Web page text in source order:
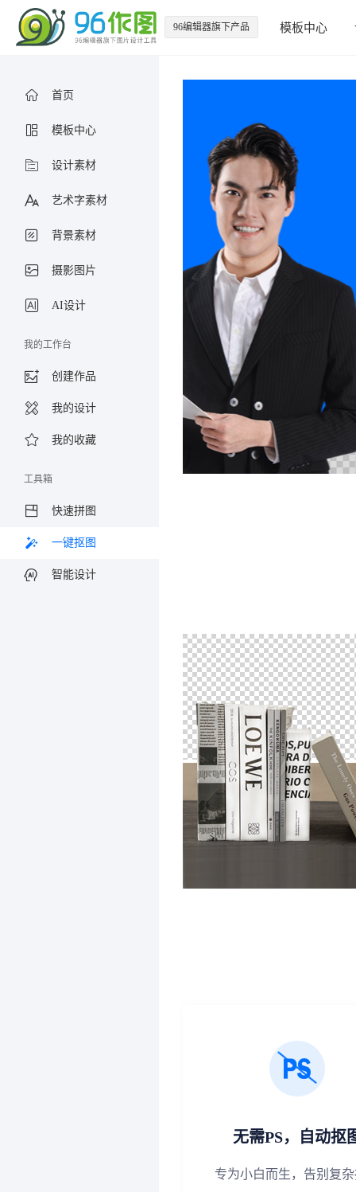
96编辑器旗下产品 模板中心
首页
模板中心
设计素材
艺术字素材
背景素材
摄影图片
AI设计
我的工作台
创建作品
我的设计
我的收藏
工具箱
快速拼图
一键抠图
智能设计
无需PS，自动抠
专为小白而生，告别复